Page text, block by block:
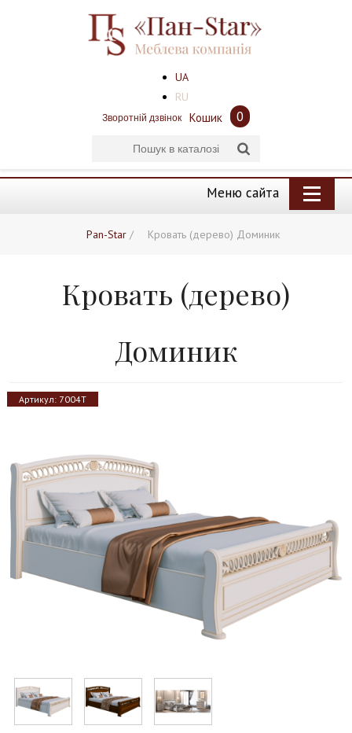
UA
RU
Зворотній дзвінок Кошик 0
Меню сайта
Pan-Star / Кровать (дерево) Доминик
Кровать (дерево)
Доминик
Артикул: 7004Т